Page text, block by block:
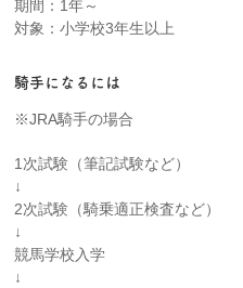
期間：1年～
対象：小学校3年生以上
騎手になるには
※JRA騎手の場合
1次試験（筆記試験など）
↓
2次試験（騎乗適正検査など）
↓
競馬学校入学
↓